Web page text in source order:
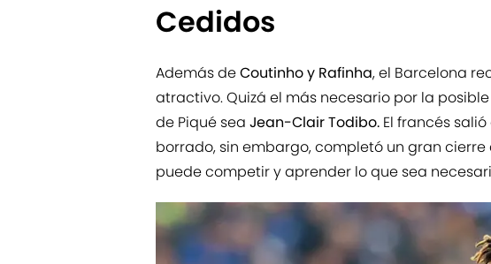
Cedidos
Además deCoutinho y Rafinha, el Barcelona
atractivo. Quizá el más necesario por la
de Piqué sea Jean-Clair Todibo. El francés
borrado, sin embargo, completó un gran
puede competir y aprender lo que sea